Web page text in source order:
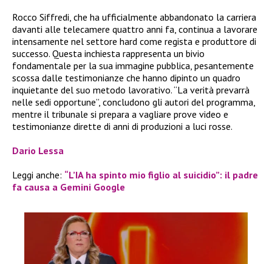
Rocco Siffredi, che ha ufficialmente abbandonato la carriera
davanti alle telecamere quattro anni fa, continua a lavorare
intensamente nel settore hard come regista e produttore di
successo. Questa inchiesta rappresenta un bivio
fondamentale per la sua immagine pubblica, pesantemente
scossa dalle testimonianze che hanno dipinto un quadro
inquietante del suo metodo lavorativo. “La verità prevarrà
nelle sedi opportune”, concludono gli autori del programma,
mentre il tribunale si prepara a vagliare prove video e
testimonianze dirette di anni di produzioni a luci rosse.
Dario Lessa
Leggi anche: “L’IA ha spinto mio figlio al suicidio”: il padre
fa causa a Gemini Google